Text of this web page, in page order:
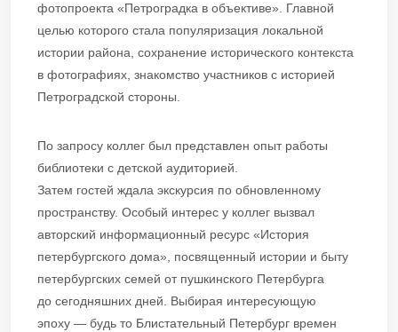
фотопроекта «Петроградка в объективе». Главной
целью которого стала популяризация локальной
истории района, сохранение исторического контекста
в фотографиях, знакомство участников с историей
Петроградской стороны.
По запросу коллег был представлен опыт работы
библиотеки с детской аудиторией.
Затем гостей ждала экскурсия по обновленному
пространству. Особый интерес у коллег вызвал
авторский информационный ресурс «История
петербургского дома», посвященный истории и быту
петербургских семей от пушкинского Петербурга
до сегодняшних дней. Выбирая интересующую
эпоху — будь то Блистательный Петербург времен